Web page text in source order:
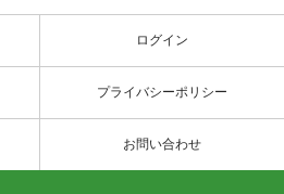
ログイン
プライバシーポリシー
お問い合わせ